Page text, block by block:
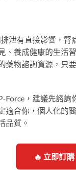
泄有直接影響，
、養成健康的生活
藥物諮詢資源，只
Force，建議先諮
適合你，個人化的
品質。
🔥 立即訂購